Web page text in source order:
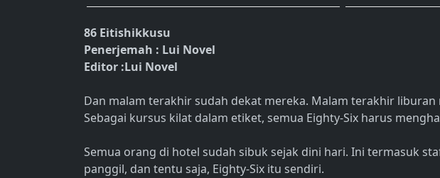
86 Eitishikkusu
Penerjemah : Lui Novel
Editor :Lui Novel
Dan malam terakhir sudah dekat mereka. Malam terakhir liburan
Sebagai kursus kilat dalam etiket, semua Eighty-Six harus
Semua orang di hotel sudah sibuk sejak dini hari. Ini termasuk
panggil, dan tentu saja, Eighty-Six itu sendiri.